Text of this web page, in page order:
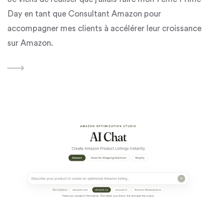
Day en tant que Consultant Amazon pour
accompagner mes clients à accélérer leur croissance
sur Amazon.